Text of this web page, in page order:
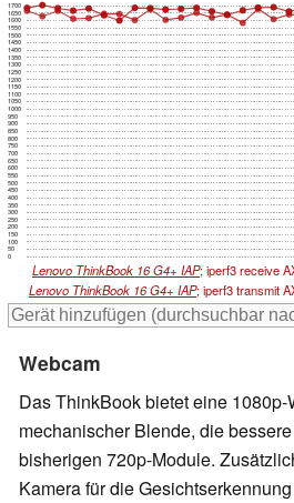
0
50
100
150
200
250
300
350
400
450
500
550
600
650
700
750
800
850
900
950
1000
1050
1100
1150
1200
1250
1300
1350
1400
1450
1500
1550
1600
1650
1700
Lenovo ThinkBook 16 G4+ IAP; iperf3 receive
Lenovo ThinkBook 16 G4+ IAP; iperf3 transmit
Webcam
Das ThinkBook bietet eine 1080p-
mechanischer Blende, die
bisherigen 720p-Module.
Kamera für die